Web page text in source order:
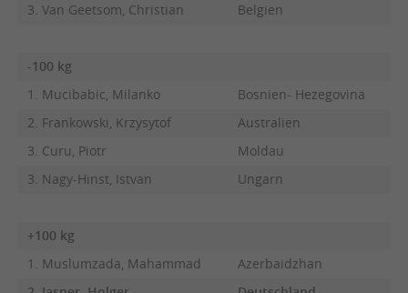
3. Van Geetsom, Christian
Belgien
-100 kg
1. Mucibabic, Milanko
Bosnien- Hezegovina
2. Frankowski, Krzysytof
Australien
3. Curu, Piotr
Moldau
3. Nagy-Hinst, Istvan
Ungarn
+100 kg
1. Muslumzada, Mahammad
Azerbaidzhan